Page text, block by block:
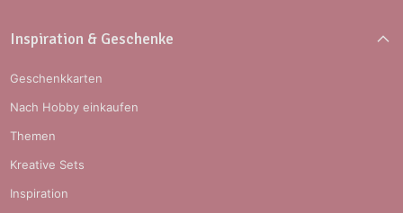
Inspiration & Geschenke
Geschenkkarten
Nach Hobby einkaufen
Themen
Kreative Sets
Inspiration